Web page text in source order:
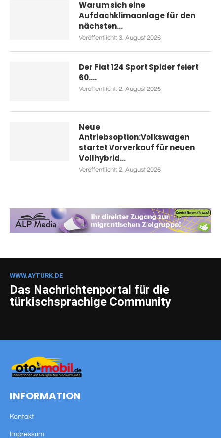
Warum sich eine
Aufdachklimaanlage für den
nächsten...
Veröffentlicht: 3. August 2026
Der Fiat 124 Sport Spider feiert
60....
Veröffentlicht: 2. August 2026
Neue
Antriebsoption:Volkswagen
startet Vorverkauf für neuen
Vollhybrid...
Veröffentlicht: 2. August 2026
INFORMATION
Kontakt
Impressum
WWW.AYTURK.DE
Das Nachrichtenportal für die
türkischsprachige Community